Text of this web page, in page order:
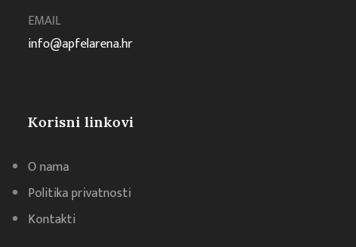
EMAIL
info@apfelarena.hr
Korisni linkovi
O nama
Politika privatnosti
Kontakti